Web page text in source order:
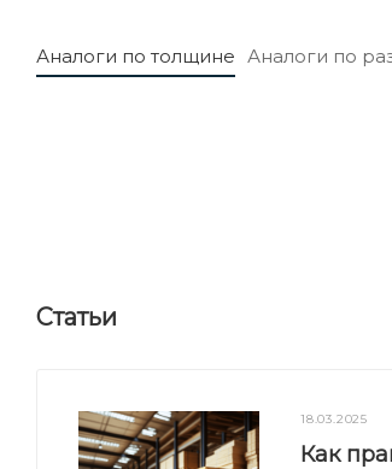
Аналоги по толщине Аналоги по
Статьи
18.03.2025
Как